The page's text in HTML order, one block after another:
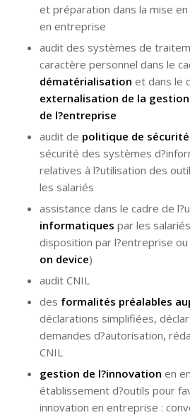
et préparation dans la mise
en entreprise
audit des systèmes de
caractère personnel dans le
dématérialisation et dans le
externalisation de la gestion
de l?entreprise
audit de politique de sécurité
sécurité des systèmes
relatives à l?utilisation des
les salariés
assistance dans le cadre de
informatiques par les
disposition par l?entreprise ou
on device)
audit CNIL
des formalités préalables
déclarations simplifiées,
demandes d?autorisation,
CNIL
gestion de l?innovation en
établissement d?outils pour
innovation en entreprise :